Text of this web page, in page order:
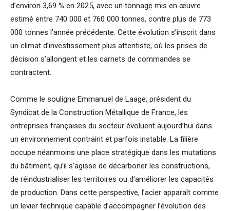
d’environ 3,69 % en 2025, avec un tonnage mis en œuvre
estimé entre 740 000 et 760 000 tonnes, contre plus de 773
000 tonnes l’année précédente. Cette évolution s’inscrit dans
un climat d’investissement plus attentiste, où les prises de
décision s’allongent et les carnets de commandes se
contractent.
Comme le souligne Emmanuel de Laage, président du
Syndicat de la Construction Métallique de France, les
entreprises françaises du secteur évoluent aujourd’hui dans
un environnement contraint et parfois instable. La filière
occupe néanmoins une place stratégique dans les mutations
du bâtiment, qu’il s’agisse de décarboner les constructions,
de réindustrialiser les territoires ou d’améliorer les capacités
de production. Dans cette perspective, l’acier apparaît comme
un levier technique capable d’accompagner l’évolution des